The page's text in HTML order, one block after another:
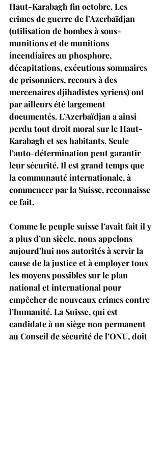
Haut-Karabagh fin octobre. Les
crimes de guerre de l’Azerbaïdjan
(utilisation de bombes à sous-
munitions et de munitions
incendiaires au phosphore,
décapitations, exécutions sommaires
de prisonniers, recours à des
mercenaires djihadistes syriens) ont
par ailleurs été largement
documentés. L’Azerbaïdjan a ainsi
perdu tout droit moral sur le Haut-
Karabagh et ses habitants. Seule
l’auto-détermination peut garantir
leur sécurité. Il est grand temps que
la communauté internationale, à
commencer par la Suisse, reconnaisse
ce fait.
Comme le peuple suisse l’avait fait il y
a plus d’un siècle, nous appelons
aujourd’hui nos autorités à servir la
cause de la justice et à employer tous
les moyens possibles sur le plan
national et international pour
empêcher de nouveaux crimes contre
l’humanité. La Suisse, qui est
candidate à un siège non permanent
au Conseil de sécurité de l’ONU, doit